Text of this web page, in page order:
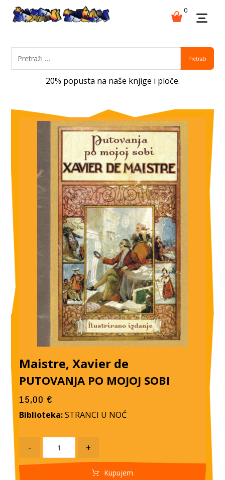
0
Pretraži
20% popusta na naše knjige i ploče.
Maistre, Xavier de
PUTOVANJA PO MOJOJ SOBI
15,00€
Biblioteka: STRANCI U NOĆ
- +
Kupujem